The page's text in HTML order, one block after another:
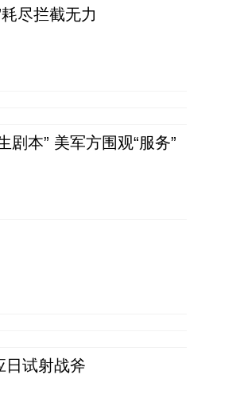
尽拦截无力
剧本” 美军方围观“服务”
日试射战斧